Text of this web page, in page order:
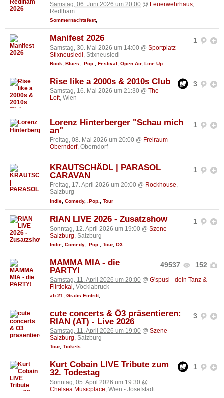
Samstag, 06. Juni 2026 um 20:00 @ Feuerwehrhaus,
Redlham
Sommernachtsfest,
1
Manifest 2026
Samstag, 30. Mai 2026 um 14:00 @ Sportplatz
Stixneusiedl , Stixneusiedl
Rock Blues .Pop. Festival Open Air, Line Up
3
Rise like a 2000s & 2010s Club
Samstag, 16. Mai 2026 um 21:30 @ The
Loft, Wien
1
Lorenz Hinterberger "Schau mich
an"
Freitag, 08. Mai 2026 um 20:00 @ Freiraum
Oberndorf, Oberndorf
1
KRAUTSCHÄDL | PARASOL
CARAVAN
Freitag, 17. April 2026 um 20:00 @ Rockhouse,
Salzburg
Indie, Comedy, .Pop., Tour
1
RIAN LIVE 2026 - Zusatzshow
Sonntag, 12. April 2026 um 19:00 @ Szene
Salzburg , Salzburg
Indie Comedy, .Pop. Tour, Ö3
49537 152
MAMMA MIA - die
PARTY!
Samstag, 11. April 2026 um 20:00 @ G'spusi - dein Tanz &
Flirtlokal , Vöcklabruck
ab 21 Gratis Eintritt,
3
cute concerts & Ö3 präsentieren:
RIAN (AT) - Live 2026
Samstag, 11. April 2026 um 19:00 @ Szene
Salzburg, Salzburg
Tour, Tickets
1
Kurt Cobain LIVE Tribute zum
32. Todestag
Sonntag, 05. April 2026 um 19:30 @
Chelsea Musicplace, Wien - Josefstadt